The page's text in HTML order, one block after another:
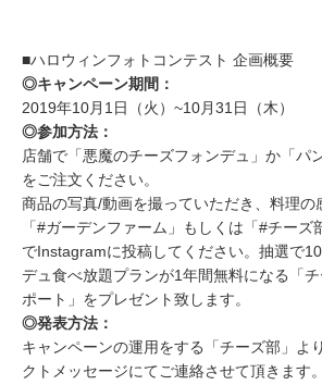
■ハロウィンフォトコンテスト 企画概要
◎キャンペーン期間：
2019年10月1日（火）~10月31日（木）
◎参加方法：
店舗で「悪魔のチーズフォンデュ」か「パ
をご注文ください。
商品の写真/動画を撮っていただき、料理の
「#ガーデンファーム」もしくは「#チーズ
でInstagramに投稿してください。抽選で
デュ食べ放題プランが1年間無料になる「
ポート」をプレゼント致します。
◎発表方法：
キャンペーンの運用をする「チーズ部」よ
クトメッセージにてご連絡させて頂きます。